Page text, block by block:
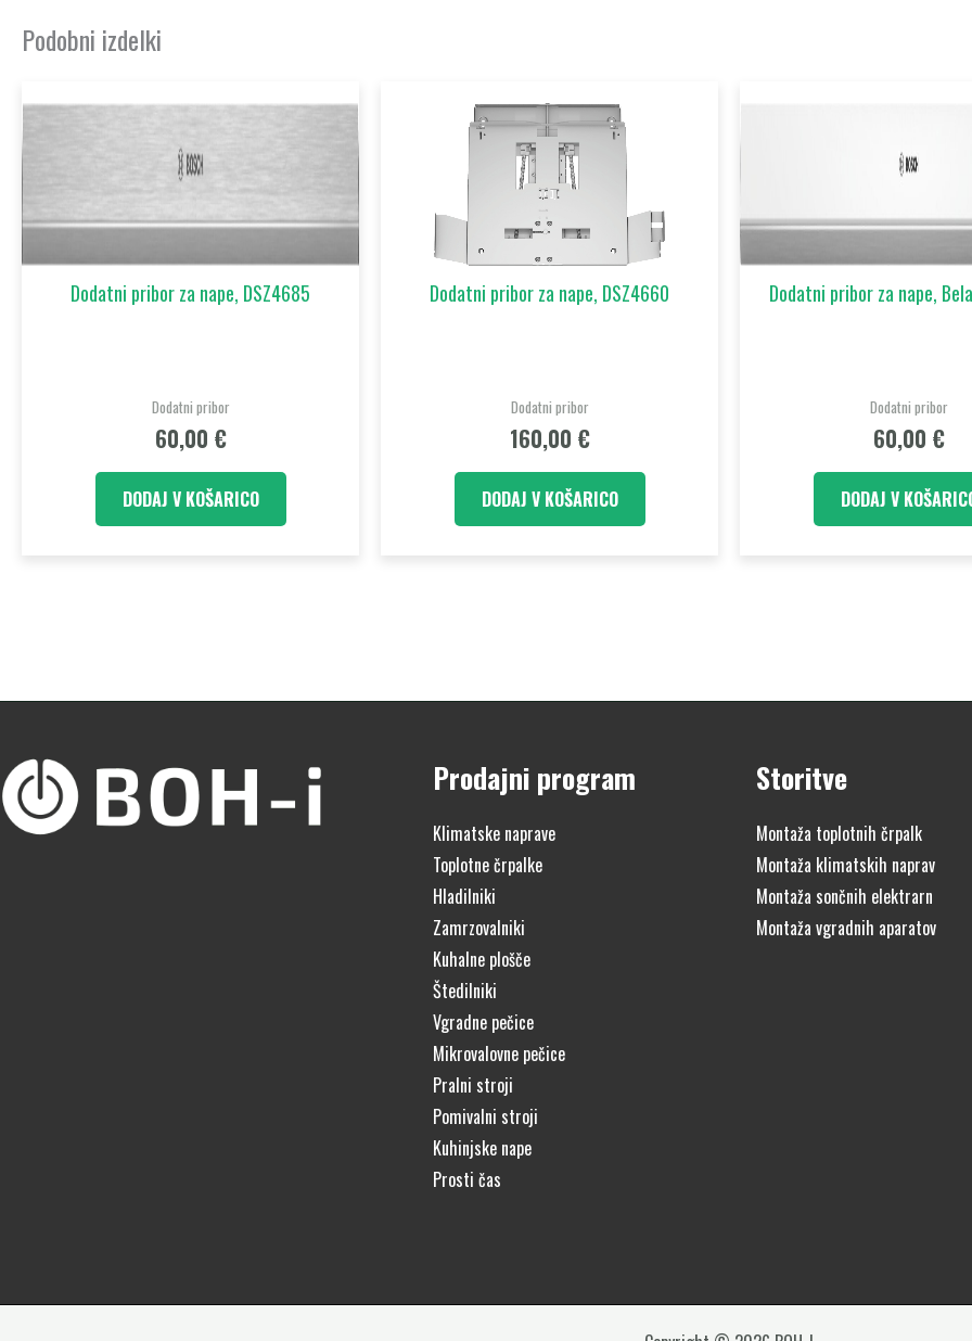
Podobni izdelki
Dodatni pribor za nape, DSZ4685
Dodatni pribor
60,00 €
DODAJ V KOŠARICO
Dodatni pribor za nape, DSZ4660
Dodatni pribor
160,00 €
DODAJ V KOŠARICO
Dodatni pribor za nape,
Dodatni pribor
60,00 €
DODAJ V
Prodajni program
Klimatske naprave
Toplotne črpalke
Hladilniki
Zamrzovalniki
Kuhalne plošče
Štedilniki
Vgradne pečice
Mikrovalovne pečice
Pralni stroji
Pomivalni stroji
Kuhinjske nape
Prosti čas
Storitve
Montaža toplotnih črpalk
Montaža klimatskih naprav
Montaža sončnih elektrarn
Montaža vgradnih aparatov